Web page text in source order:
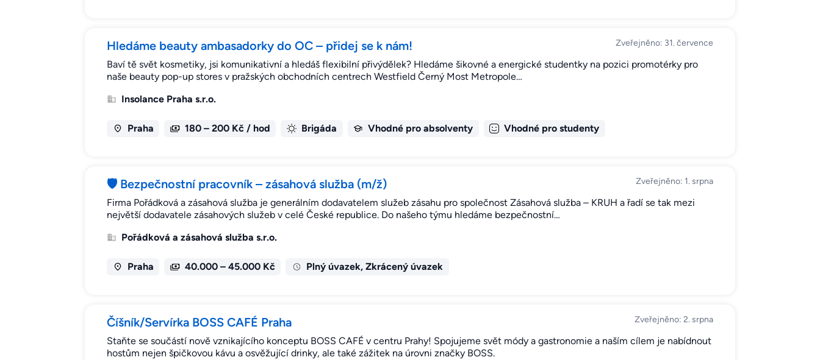
Hledáme beauty ambasadorky do OC – přidej se k nám! Zveřejněno: 31. července
Baví tě svět kosmetiky, jsi komunikativní a hledáš flexibilní přivýdělek? Hledáme šikovné a energické studentky na pozici promotérky pro
naše beauty pop-up stores v pražských obchodních centrech Westfield Černý Most Metropole…
Insolance Praha s.r.o.
Praha 180 – 200 Kč / hod Brigáda Vhodné pro absolventy Vhodné pro studenty
🛡️ Bezpečnostní pracovník – zásahová služba (m/ž) Zveřejněno: 1. srpna
Firma Pořádková a zásahová služba je generálním dodavatelem služeb zásahu pro společnost Zásahová služba – KRUH a řadí se tak mezi
největší dodavatele zásahových služeb v celé České republice. Do našeho týmu hledáme bezpečnostní…
Pořádková a zásahová služba s.r.o.
Praha 40.000 – 45.000 Kč Plný úvazek, Zkrácený úvazek
Číšník/Servírka BOSS CAFÉ Praha Zveřejněno: 2. srpna
Staňte se součástí nově vznikajícího konceptu BOSS CAFÉ v centru Prahy! Spojujeme svět módy a gastronomie a naším cílem je nabídnout
hostům nejen špičkovou kávu a osvěžující drinky, ale také zážitek na úrovni značky BOSS.